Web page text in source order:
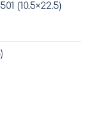
(10.5×22.5)